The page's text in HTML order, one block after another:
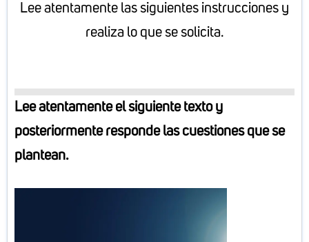
Lee atentamente las siguientes instrucciones y
realiza lo que se solicita.
Lee atentamente el siguiente texto y
posteriormente responde las cuestiones que se
plantean.